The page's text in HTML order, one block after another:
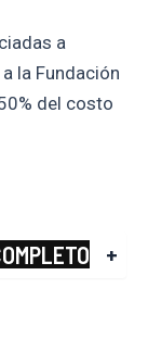
a
la Fundación
del costo
+